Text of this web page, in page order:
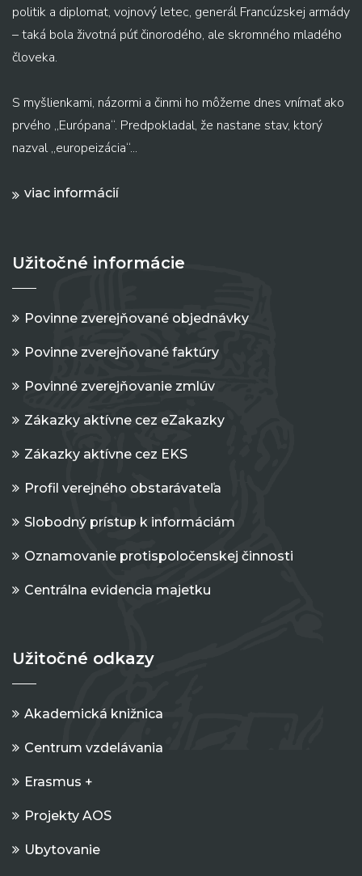
politik a diplomat, vojnový letec, generál Francúzskej armády
– taká bola životná púť činorodého, ale skromného mladého
človeka.
S myšlienkami, názormi a činmi ho môžeme dnes vnímať ako
prvého „Európana“. Predpokladal, že nastane stav, ktorý
nazval „europeizácia“...
viac informácií
Užitočné informácie
Povinne zverejňované objednávky
Povinne zverejňované faktúry
Povinné zverejňovanie zmlúv
Zákazky aktívne cez eZakazky
Zákazky aktívne cez EKS
Profil verejného obstarávateľa
Slobodný prístup k informáciám
Oznamovanie protispoločenskej činnosti
Centrálna evidencia majetku
Užitočné odkazy
Akademická knižnica
Centrum vzdelávania
Erasmus +
Projekty AOS
Ubytovanie